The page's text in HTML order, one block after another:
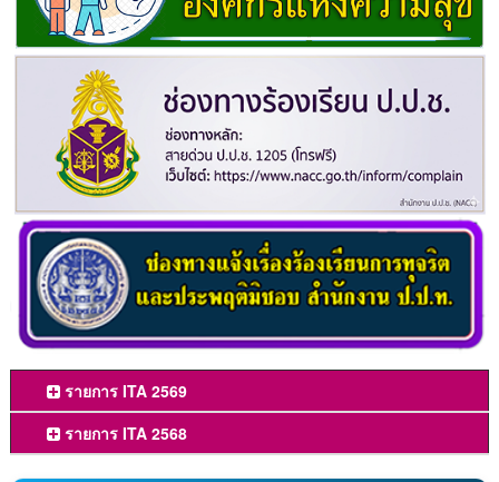
รายการ ITA 2569
รายการ ITA 2568